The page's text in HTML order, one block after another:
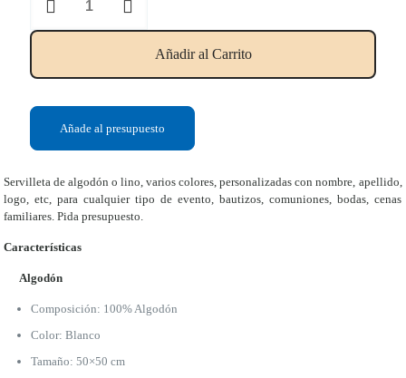
personalizada
Añadir al Carrito
Añade al presupuesto
Servilleta de algodón o lino, varios colores, personalizadas con nombre, apellido,
logo, etc, para cualquier tipo de evento, bautizos, comuniones, bodas, cenas
familiares. Pida presupuesto.
Características
Algodón
Composición: 100% Algodón
Color: Blanco
Tamaño: 50×50 cm